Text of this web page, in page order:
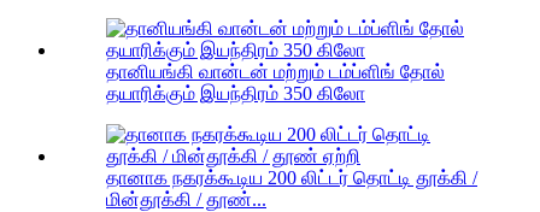
தானியங்கி வான்டன் மற்றும் டம்ப்ளிங் தோல்
தயாரிக்கும் இயந்திரம் 350 கிலோ
தானாக நகரக்கூடிய 200 லிட்டர் தொட்டி தூக்கி /
மின்தூக்கி / தூண்...